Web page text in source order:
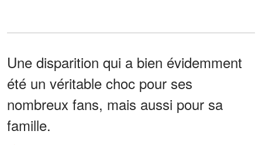
Une disparition qui a bien évidemment
été un véritable choc pour ses
nombreux fans, mais aussi pour sa
famille.